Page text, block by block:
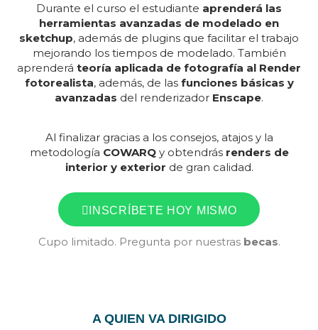
Durante el curso el estudiante aprenderá las
herramientas avanzadas de modelado en
sketchup, además de plugins que facilitar el trabajo
mejorando los tiempos de modelado. También
aprenderá teoría aplicada de fotografía al Render
fotorealista, además, de las funciones básicas y
avanzadas del renderizador Enscape.
Al finalizar gracias a los consejos, atajos y la
metodología COWARQy obtendrás renders de
interior y exterior de gran calidad.
INSCRÍBETE HOY MISMO
Cupo limitado. Pregunta por nuestras becas.
A QUIEN VA DIRIGIDO